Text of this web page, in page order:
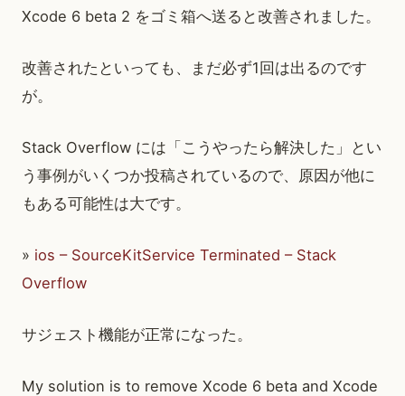
Xcode 6 beta 2 をゴミ箱へ送ると改善されました。
改善されたといっても、まだ必ず1回は出るのです
が。
Stack Overflow には「こうやったら解決した」とい
う事例がいくつか投稿されているので、原因が他に
もある可能性は大です。
» ios – SourceKitService Terminated – Stack
Overflow
サジェスト機能が正常になった。
My solution is to remove Xcode 6 beta and Xcode